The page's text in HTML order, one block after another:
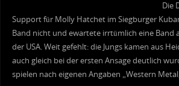
Die
Support für Molly Hatchet im Siegburger
Band nicht und ewartete irrtümlich eine Band
der USA. Weit gefehlt: die Jungs kamen aus
auch gleich bei der ersten Ansage deutlich
spielen nach eigenen Angaben „Western